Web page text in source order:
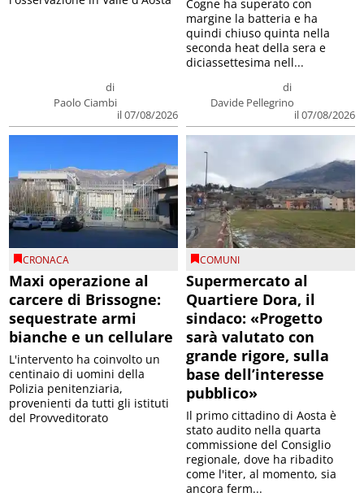
di
Paolo Ciambi
il 07/08/2026
di
Davide Pellegrino
il 07/08/2026
Cogne ha superato con
margine la batteria e ha
quindi chiuso quinta nella
seconda heat della sera e
diciassettesima nell...
CRONACA
Maxi operazione al
carcere di Brissogne:
sequestrate armi
bianche e un cellulare
L'intervento ha coinvolto un
centinaio di uomini della
Polizia penitenziaria,
provenienti da tutti gli istituti
del Provveditorato
COMUNI
Supermercato al
Quartiere Dora, il
sindaco: «Progetto
sarà valutato con
grande rigore, sulla
base dell’interesse
pubblico»
Il primo cittadino di Aosta è
stato audito nella quarta
commissione del Consiglio
regionale, dove ha ribadito
come l'iter, al momento, sia
ancora ferm...